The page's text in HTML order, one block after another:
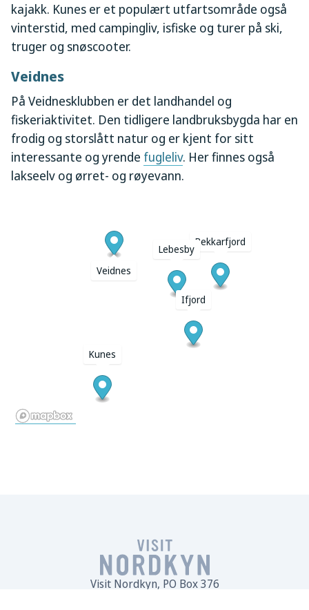
kajakk. Kunes er et populært utfartsområde også
vinterstid, med campingliv, isfiske og turer på ski,
truger og snøscooter.
Veidnes
På Veidnesklubben er det landhandel og
fiskeriaktivitet. Den tidligere landbruksbygda har en
frodig og storslått natur og er kjent for sitt
interessante og yrende fugleliv. Her finnes også
lakseelv og ørret- og røyevann.
Bekkarfjord
Lebesby
Ifjord
Kunes
Veidnes
Visit Nordkyn, PO Box 376